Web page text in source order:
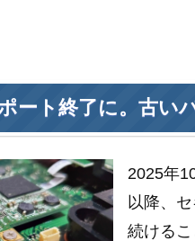
ート終了に。古い
2025年
以降、
続ける